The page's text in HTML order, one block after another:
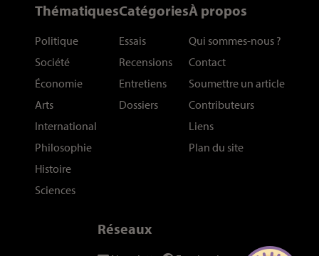
Thématiques
Politique
Société
Économie
Arts
International
Philosophie
Histoire
Sciences
Catégories
Essais
Recensions
Entretiens
Dossiers
À propos
Qui sommes-nous ?
Contact
Soumettre un article
Contributeurs
Liens
Plan du site
Réseaux